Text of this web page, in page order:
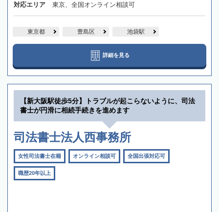
対応エリア 東京、全国オンライン相談可
東京都 豊島区 池袋駅
詳細を見る
【新大阪駅徒歩5分】トラブルが起こらないように、司法
書士が円滑に相続手続きを進めます
司法書士法人西事務所
女性司法書士在籍 オンライン相談可 全国出張対応可
職歴20年以上